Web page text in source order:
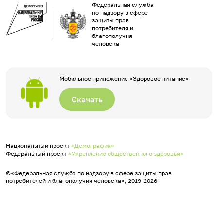
Федеральная служба
по надзору в сфере
защиты прав
потребителя и
благополучия
человека
Мобильное приложение «Здоровое питание»
Скачать
Национальный проект «Демография»
Федеральный проект «Укрепление общественного здоровья»
©«Федеральная служба по надзору в сфере защиты прав
потребителей и благополучия человека», 2019-2026